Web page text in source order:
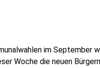
im September
Woche die neuen